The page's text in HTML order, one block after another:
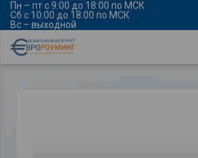
Пн – пт с 9:00 до 18:00 по МСК
Сб с 10:00 до 18:00 по МСК
Вс – выходной